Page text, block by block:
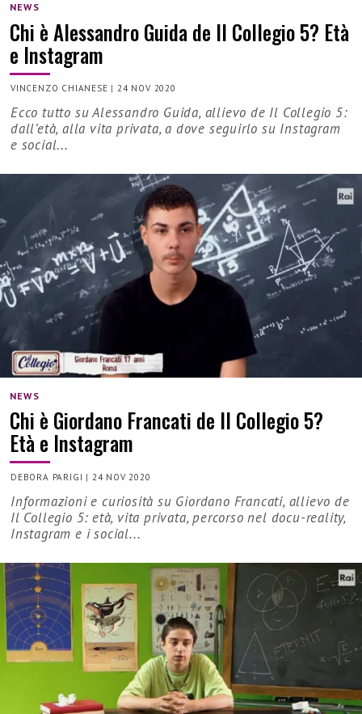
NEWS
Chi è Alessandro Guida de Il Collegio 5? Età
e Instagram
VINCENZO CHIANESE |24 NOV 2020
Ecco tutto su Alessandro Guida, allievo de Il Collegio 5:
dall’età, alla vita privata, a dove seguirlo su Instagram
e social...
NEWS
Chi è Giordano Francati de Il Collegio 5?
Età e Instagram
DEBORA PARIGI | 24 NOV 2020
Informazioni e curiosità su Giordano Francati, allievo de
Il Collegio 5: età, vita privata, percorso nel docu-reality,
Instagram e i social...